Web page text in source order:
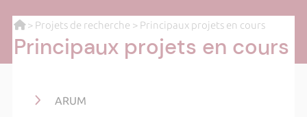
> Projets de recherche > Principaux projets en cours
Principaux projets en cours
ARUM